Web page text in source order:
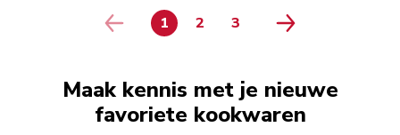
PAGE
1 PAGE
2 PAGE
3
Maak kennis met je nieuwe
favoriete kookwaren